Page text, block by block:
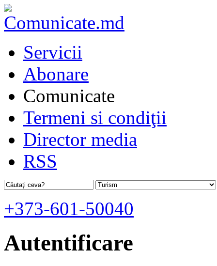
Servicii
Abonare
Comunicate
Termeni si condiţii
Director media
RSS
+373-601-50040
Autentificare